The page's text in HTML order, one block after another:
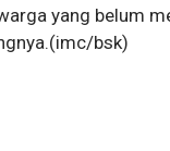
yang belum
bsk)